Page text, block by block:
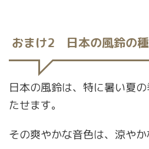
おまけ2 日本の風鈴の
日本の風鈴は、特に暑い夏
たせます。
その爽やかな音色は、涼やか